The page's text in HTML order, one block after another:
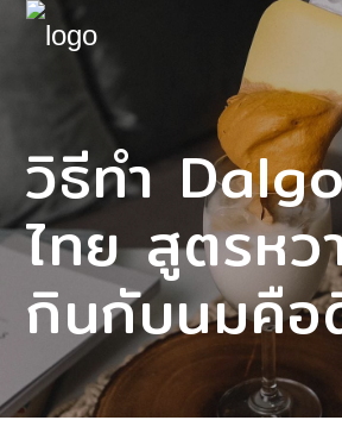
วิธีทำ
ไทย สูตรห
กินกับนมคือ